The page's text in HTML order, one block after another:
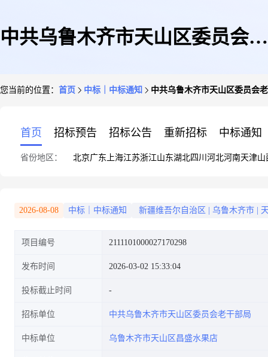
中共乌鲁木齐市天山区委员会老
您当前的位置： 首页 中标｜中标通知 中共乌鲁木齐市天山区委员会
首页 招标预告 招标公告 重新招标 中标通知
省份地区： 北京广东 上海江苏浙江山东湖北四川 河北河南天津山
2026-08-08 中标｜中标通知 新疆维吾尔自治区 乌鲁木齐市
项目编号 2111101000027170298
发布时间 2026-03-02 15:33:04
投标截止时间
招标单位 中共乌鲁木齐市天山区委员会老干部局
中标单位 乌鲁木齐市天山区昌盛水果店